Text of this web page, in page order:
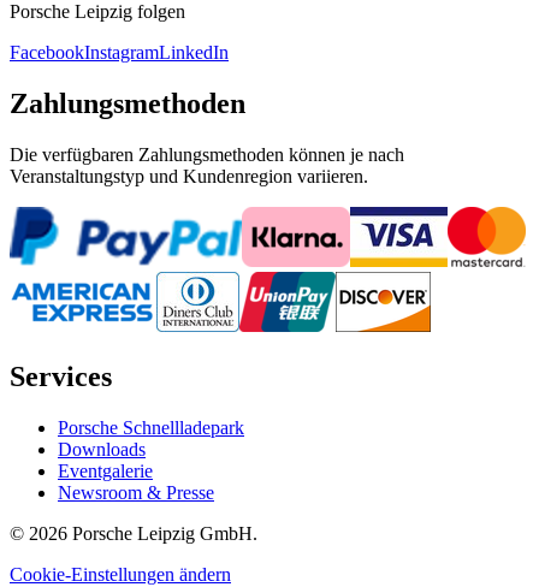
Porsche Leipzig folgen
FacebookInstagramLinkedIn
Zahlungsmethoden
Die verfügbaren Zahlungsmethoden können je nach
Veranstaltungstyp und Kundenregion variieren.
Services
Porsche Schnellladepark
Downloads
Eventgalerie
Newsroom & Presse
© 2026 Porsche Leipzig GmbH.
Cookie-Einstellungen ändern